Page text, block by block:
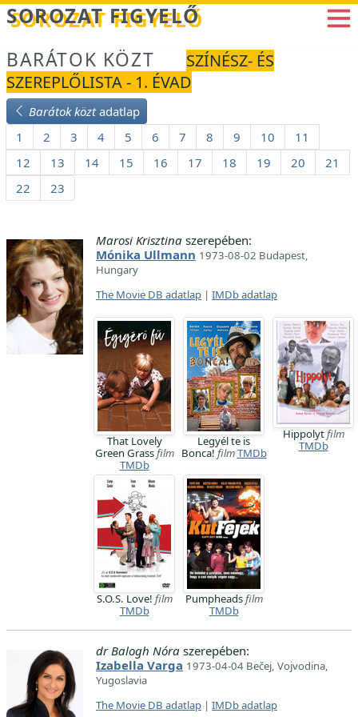
Betöltés...
SOROZAT FIGYELŐ
BARÁTOK KÖZT
SZÍNÉSZ- ÉS
SZEREPLŐLISTA - 1. ÉVAD
Barátok köztadatlap
1
2 3 4 5 6 7 8 9 10
11
12
13 14 15 16 17 18 19 20
21
22
23
Marosi Krisztina szerepében:
Mónika Ullmann 1973-08-02 Budapest,
Hungary
The Movie DB adatlap | IMDb adatlap
That Lovely
Green Grassfilm
TMDb
Legyél te is
Bonca! filmTMDb
Hippolytfilm
TMDb
S.O.S. Love! film
TMDb
Pumpheadsfilm
TMDb
dr Balogh Nóra szerepében:
Izabella Varga 1973-04-04 Bečej, Vojvodina,
Yugoslavia
The Movie DB adatlap | IMDb adatlap